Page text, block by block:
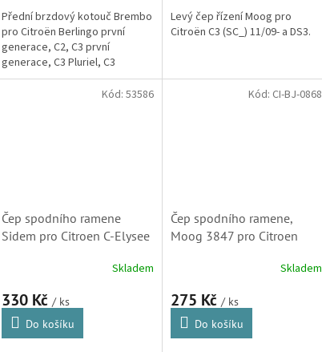
Přední brzdový kotouč Brembo
pro Citroën Berlingo první
generace, C2, C3 první
generace, C3 Pluriel, C3
Picasso, C4 první i druhé
generace, C5 první generace,
Levý čep řízení Moog pro
Citroën C3 (SC_) 11/09- a DS3.
Čep spodního ramene
Sidem pro Citroen C-Elysee
Skladem
330 Kč / ks
Do košíku
Kód: 53586
Čep spodního ramene,
Moog 3847 pro Citroen
Picasso (PE-BJ-3847, CI-BJ-
Skladem
275 Kč / ks
Do košíku
Kód: CI-BJ-0868